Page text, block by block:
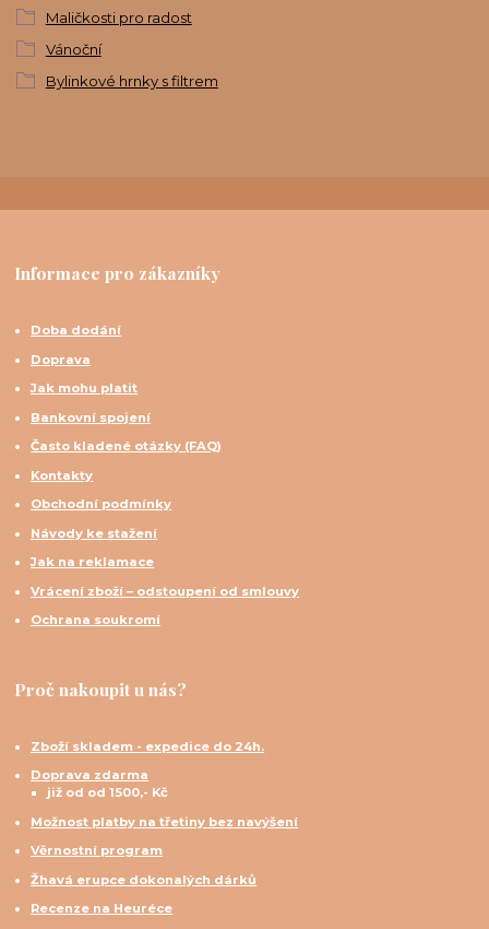
Maličkosti pro radost
Vánoční
Bylinkové hrnky s filtrem
Informace pro zákazníky
Doba dodání
Doprava
Jak mohu platit
Bankovní spojení
Často kladené otázky (FAQ)
Kontakty
Obchodní podmínky
Návody ke stažení
Jak na reklamace
Vrácení zboží – odstoupení od smlouvy
Ochrana soukromí
Proč nakoupit u nás?
Zboží skladem - expedice do 24h.
Doprava zdarma
již od od 1500,- Kč
Možnost platby na třetiny bez navýšení
Věrnostní program
Žhavá erupce dokonalých dárků
Recenze na Heuréce